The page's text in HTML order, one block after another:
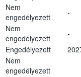
Nem
engedélyezett
-
Nem
engedélyezett
-
Engedélyezett
Nem
engedélyezett